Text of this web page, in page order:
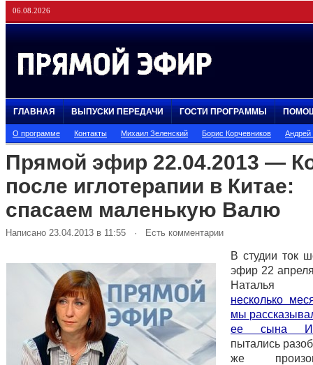
06.08.2026
ГЛАВНАЯ ВЫПУСКИ ПЕРЕДАЧИ ГОСТИ ПРОГРАММЫ
О программе Контакты Михаил Зеленский Борис Корчевников
Прямой эфир 22.04.2013 —
после иглотерапии в Китае:
спасаем маленькую Валю
Написано 23.04.2013 в 11:55 · Есть комментарии
В студии ток
эфир 22
Наталья
несколько
мы
ее сына
пытались
же